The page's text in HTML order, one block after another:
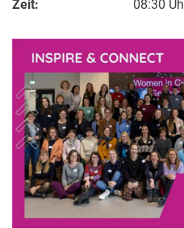
Alle Meldungen
Alle Termine
Meldungen: Forschung
Meldungen: Stu­di­um
Meldungen: Institute
Infothek: Studienservice
Newswall der Fachgebiete
Zeit:
08:30